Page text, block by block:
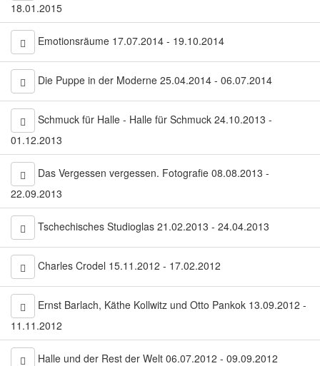
18.01.2015
Emotionsräume 17.07.2014 - 19.10.2014
Die Puppe in der Moderne 25.04.2014 - 06.07.2014
Schmuck für Halle - Halle für Schmuck 24.10.2013 -
01.12.2013
Das Vergessen vergessen. Fotografie 08.08.2013 -
22.09.2013
Tschechisches Studioglas 21.02.2013 - 24.04.2013
Charles Crodel 15.11.2012 - 17.02.2012
Ernst Barlach, Käthe Kollwitz und Otto Pankok 13.09.2012 -
11.11.2012
Halle und der Rest der Welt 06.07.2012 - 09.09.2012